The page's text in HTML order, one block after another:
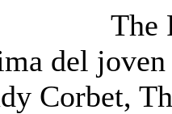
The
del
Corbet,